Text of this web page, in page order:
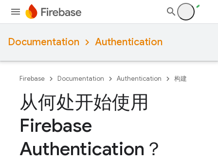
Documentation Authentication
Firebase Documentation Authentication 构建
从何处开始使用
Firebase
Authentication？